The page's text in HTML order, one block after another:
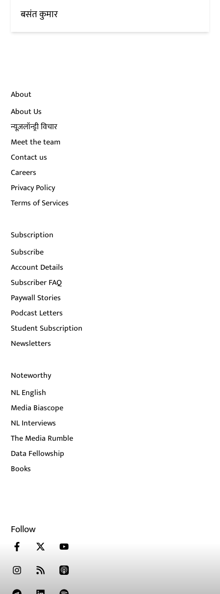
बसंत कुमार
About
About Us
न्यूज़लॉन्ड्री विचार
Meet the team
Contact us
Careers
Privacy Policy
Terms of Services
Subscription
Subscribe
Account Details
Subscriber FAQ
Paywall Stories
Podcast Letters
Student Subscription
Newsletters
Noteworthy
NL English
Media Biascope
NL Interviews
The Media Rumble
Data Fellowship
Books
Follow